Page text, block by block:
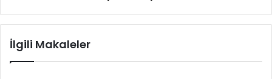
İlgili Makaleler